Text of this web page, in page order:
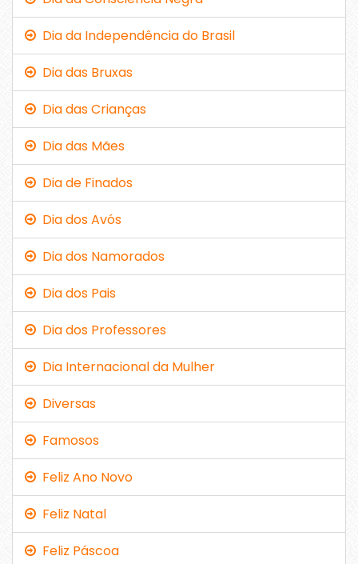
Dia da Independência do Brasil
Dia das Bruxas
Dia das Crianças
Dia das Mães
Dia de Finados
Dia dos Avós
Dia dos Namorados
Dia dos Pais
Dia dos Professores
Dia Internacional da Mulher
Diversas
Famosos
Feliz Ano Novo
Feliz Natal
Feliz Páscoa